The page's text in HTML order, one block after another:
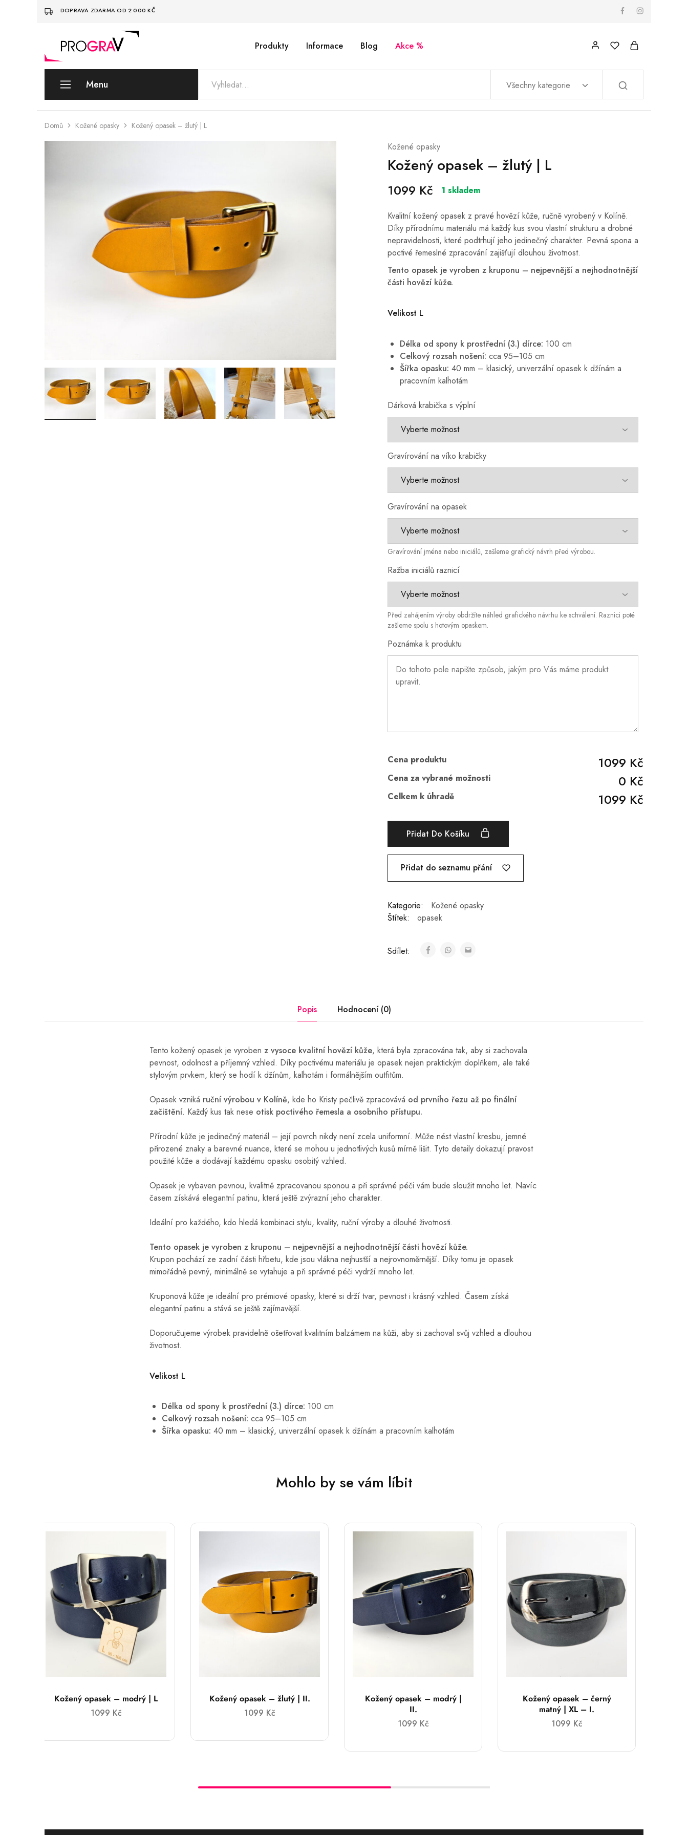
DOPRAVA ZDARMA OD 2 000 KČ
PrograV
/
Gravírování
Dekorace
Kolín
Rodinná
dílna
z
Produkty Informace Blog Akce %
Menu
Informace
Všechny kategorie
Domů Kožené opasky Kožený opasek – žlutý | L
Kožené opasky
Kožený opasek – žlutý | L
1099 Kč 1 skladem
Kvalitní kožený opasek z pravé hovězí kůže, ručně vyrobený v Kolíně.
Díky přírodnímu materiálu má každý kus svou vlastní strukturu a drobné
nepravidelnosti, které podtrhují jeho jedinečný charakter. Pevná spona a
poctivé řemeslné zpracování zajišťují dlouhou životnost.
Tento opasek je vyroben z kruponu – nejpevnější a nejhodnotnější
části hovězí kůže.
Velikost L
Délka od spony k prostřední (3.) dírce: 100 cm
Celkový rozsah nošení: cca 95–105 cm
Šířka opasku: 40 mm – klasický, univerzální opasek k džínám a
pracovním kalhotám
Dárková krabička s výplní
Gravírování na víko krabičky
Gravírování na opasek
Gravírování jména nebo iniciálů, zašleme grafický návrh před výrobou.
Ražba iniciálů raznicí
Před zahájením výroby obdržíte náhled grafického návrhu ke schválení. Raznici poté
zašleme spolu s hotovým opaskem.
Poznámka k produktu
Cena produktu 1099 Kč
Cena za vybrané možnosti 0 Kč
Celkem k úhradě 1099 Kč
Přidat Do Košíku
Přidat do seznamu přání
Kategorie:
Kožené opasky
Štítek:
opasek
Sdílet:
Popis Hodnocení (0)
Tento kožený opasek je vyroben z vysoce kvalitní hovězí kůže, která byla zpracována tak, aby si zachovala
pevnost, odolnost a příjemný vzhled. Díky poctivému materiálu je opasek nejen praktickým doplňkem, ale také
stylovým prvkem, který se hodí k džínům, kalhotám i formálnějším outfitům.
Opasek vzniká ruční výrobou v Kolíně, kde ho Kristy pečlivě zpracovává od prvního řezu až po finální
začištění. Každý kus tak nese otisk poctivého řemesla a osobního přístupu.
Přírodní kůže je jedinečný materiál – její povrch nikdy není zcela uniformní. Může nést vlastní kresbu, jemné
přirozené znaky a barevné nuance, které se mohou u jednotlivých kusů mírně lišit. Tyto detaily dokazují pravost
použité kůže a dodávají každému opasku osobitý vzhled.
Opasek je vybaven pevnou, kvalitně zpracovanou sponou a při správné péči vám bude sloužit mnoho let. Navíc
časem získává elegantní patinu, která ještě zvýrazní jeho charakter.
Ideální pro každého, kdo hledá kombinaci stylu, kvality, ruční výroby a dlouhé životnosti.
Tento opasek je vyroben z kruponu – nejpevnější a nejhodnotnější části hovězí kůže.
Krupon pochází ze zadní části hřbetu, kde jsou vlákna nejhustší a nejrovnoměrnější. Díky tomu je opasek
mimořádně pevný, minimálně se vytahuje a při správné péči vydrží mnoho let.
Kruponová kůže je ideální pro prémiové opasky, které si drží tvar, pevnost i krásný vzhled. Časem získá
elegantní patinu a stává se ještě zajímavější.
Doporučujeme výrobek pravidelně ošetřovat kvalitním balzámem na kůži, aby si zachoval svůj vzhled a dlouhou
životnost.
Velikost L
Délka od spony k prostřední (3.) dírce: 100 cm
Celkový rozsah nošení: cca 95–105 cm
Šířka opasku: 40 mm – klasický, univerzální opasek k džínám a pracovním kalhotám
Mohlo by se vám líbit
Kožený opasek – modrý | L
1099 Kč
Kožený opasek – žlutý | II.
1099 Kč
Kožený opasek – modrý |
II.
1099 Kč
Kožený opasek – černý
matný | XL – I.
1099 Kč